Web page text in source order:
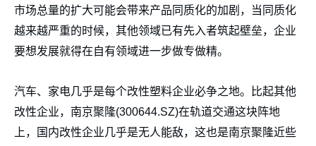
市场总量的扩大可能会带来产品同质化的加剧，当同质化
越来越严重的时候，其他领域已有先入者筑起壁垒，企业
要想发展就得在自有领域进一步做专做精。
汽车、家电几乎是每个改性塑料企业必争之地。比起其他
改性企业，南京聚隆(300644.SZ)在轨道交通这块阵地
上，国内改性企业几乎是无人能敌，这也是南京聚隆近些